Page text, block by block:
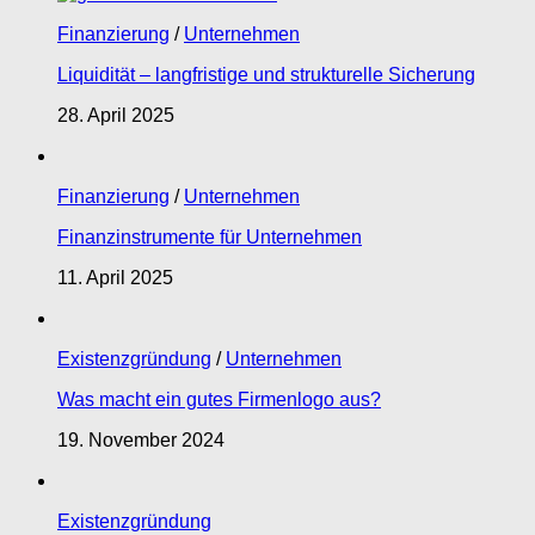
Finanzierung / Unternehmen
Liquidität – langfristige und strukturelle Sicherung
28. April 2025
Finanzierung / Unternehmen
Finanzinstrumente für Unternehmen
11. April 2025
Existenzgründung / Unternehmen
Was macht ein gutes Firmenlogo aus?
19. November 2024
Existenzgründung